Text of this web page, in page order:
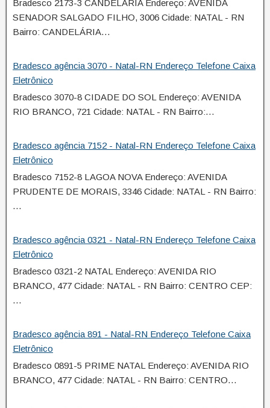
Bradesco 2173-3 CANDELÁRIA Endereço: AVENIDA
SENADOR SALGADO FILHO, 3006 Cidade: NATAL - RN
Bairro: CANDELÁRIA…
Bradesco agência 3070 - Natal-RN Endereço Telefone Caixa
Eletrônico
Bradesco 3070-8 CIDADE DO SOL Endereço: AVENIDA
RIO BRANCO, 721 Cidade: NATAL - RN Bairro:…
Bradesco agência 7152 - Natal-RN Endereço Telefone Caixa
Eletrônico
Bradesco 7152-8 LAGOA NOVA Endereço: AVENIDA
PRUDENTE DE MORAIS, 3346 Cidade: NATAL - RN Bairro:
…
Bradesco agência 0321 - Natal-RN Endereço Telefone Caixa
Eletrônico
Bradesco 0321-2 NATAL Endereço: AVENIDA RIO
BRANCO, 477 Cidade: NATAL - RN Bairro: CENTRO CEP:
…
Bradesco agência 891 - Natal-RN Endereço Telefone Caixa
Eletrônico
Bradesco 0891-5 PRIME NATAL Endereço: AVENIDA RIO
BRANCO, 477 Cidade: NATAL - RN Bairro: CENTRO…